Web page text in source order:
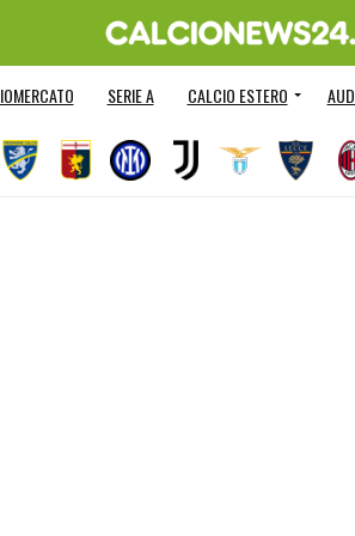
SERIE A CALCIO ESTERO